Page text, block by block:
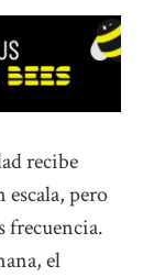
recibe
escala, pero
frecuencia.
el